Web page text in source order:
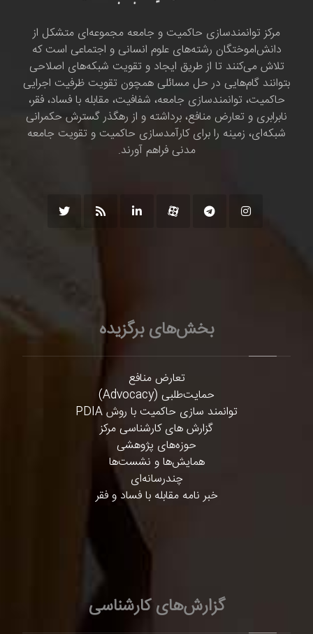
مرکز توانمندسازی حاکمیت و جامعه مجموعه‌ای متشکل از
دانش‌اموختگان رشته‌های علوم انسانی و اجتماعی است که
تلاش می‌کنند تا از طریق ایجاد و تقویت شبکه‌های اصلاحی
بتوانند گام‌هایی در حل مسائلی همچون تقویت ظرفیت اجرایی
حاکمیت، توانمندسازی جامعه، شفافیت، مقابله با فساد، فقر،
نابرابری و تعارض منافع، برداشته و از رهگذر گسترش حکمرانی
شبکه‌ای، زمینه را برای کارآمدسازی حاکمیت و تقویت جامعه
مدنی فراهم آورند.
بخش‌های برگزیده
تعارض منافع
حمایت‌طلبی (Advocacy)
توانمند سازی حاکمیت با روش PDIA
گزارش های کارشناسی مرکز
حوزه‌های پژوهشی
همایش‌ها و نشست‌ها
چندرسانه‌ای
خبر نامه مقابله با فساد و فقر
گزارش‌های کارشناسی